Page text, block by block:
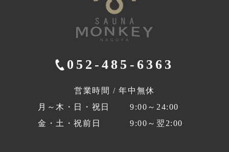
052-485-6363
営業時間 / 年中無休
月～木・日・祝日
9:00～24:00
金・土・祝前日
9:00～翌2:00